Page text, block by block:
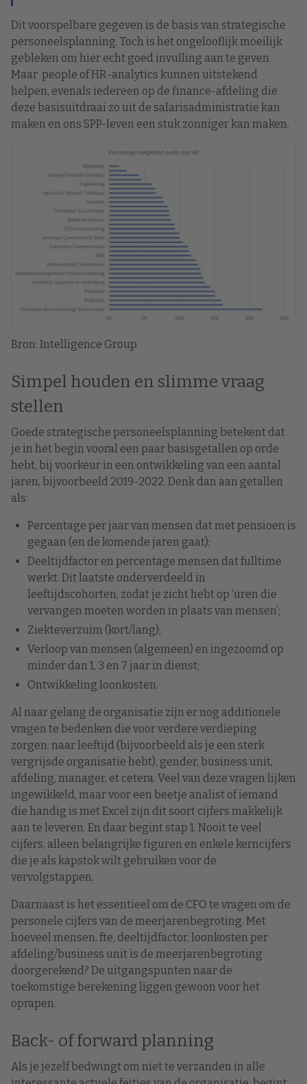
Dit voorspelbare gegeven is de basis van strategische
personeelsplanning. Toch is het ongelooflijk moeilijk
gebleken om hier echt goed invulling aan te geven.
Maar people of HR-analytics kunnen uitstekend
helpen, evenals iedereen op de finance-afdeling die
deze basisuitdraai zo uit de salarisadministratie kan
maken en ons SPP-leven een stuk zonniger kan maken.
Bron: Intelligence Group
Simpel houden en slimme vraag
stellen
Goede strategische personeelsplanning betekent dat
je in het begin vooral een paar basisgetallen op orde
hebt, bij voorkeur in een ontwikkeling van een aantal
jaren, bijvoorbeeld 2019-2022. Denk dan aan getallen
als:
Percentage per jaar van mensen dat met pensioen is
gegaan (en de komende jaren gaat);
Deeltijdfactor en percentage mensen dat fulltime
werkt. Dit laatste onderverdeeld in
leeftijdscohorten, zodat je zicht hebt op ‘uren die
vervangen moeten worden in plaats van mensen’;
Ziekteverzuim (kort/lang);
Verloop van mensen (algemeen) en ingezoomd op
minder dan 1, 3 en 7 jaar in dienst;
Ontwikkeling loonkosten.
Al naar gelang de organisatie zijn er nog additionele
vragen te bedenken die voor verdere verdieping
zorgen: naar leeftijd (bijvoorbeeld als je een sterk
vergrijsde organisatie hebt), gender, business unit,
afdeling, manager, et cetera. Veel van deze vragen lijken
ingewikkeld, maar voor een beetje analist of iemand
die handig is met Excel zijn dit soort cijfers makkelijk
aan te leveren. En daar begint stap 1. Nooit te veel
cijfers, alleen belangrijke figuren en enkele kerncijfers
die je als kapstok wilt gebruiken voor de
vervolgstappen.
Daarnaast is het essentieel om de CFO te vragen om de
personele cijfers van de meerjarenbegroting. Met
hoeveel mensen, fte, deeltijdfactor, loonkosten per
afdeling/business unit is de meerjarenbegroting
doorgerekend? De uitgangspunten naar de
toekomstige berekening liggen gewoon voor het
oprapen.
Back- of forward planning
Als je jezelf bedwingt om niet te verzanden in alle